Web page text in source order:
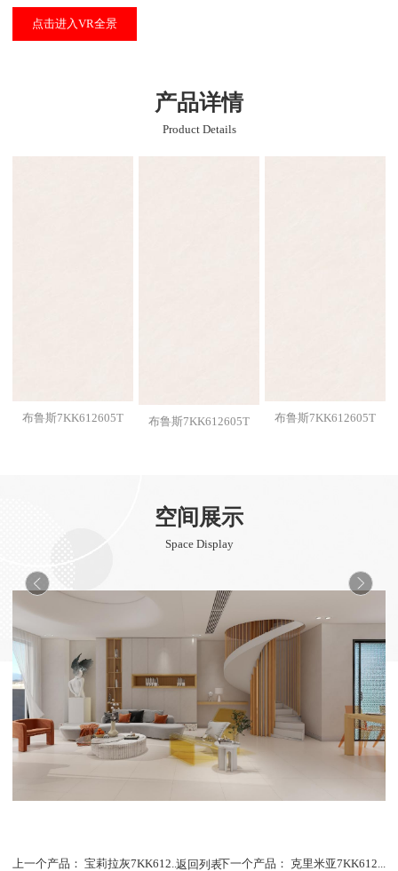
点击进入VR全景
产品详情
Product Details
布鲁斯7KK612605T 布鲁斯7KK612605T 布鲁斯7KK612605T
空间展示
Space Display
上一个产品： 宝莉拉灰7KK612...返回列表下一个产品： 克里米亚7KK612...